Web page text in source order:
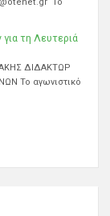
τη Λευτεριά
ΔΙΔΑΚΤΩΡ
Το αγωνιστικό